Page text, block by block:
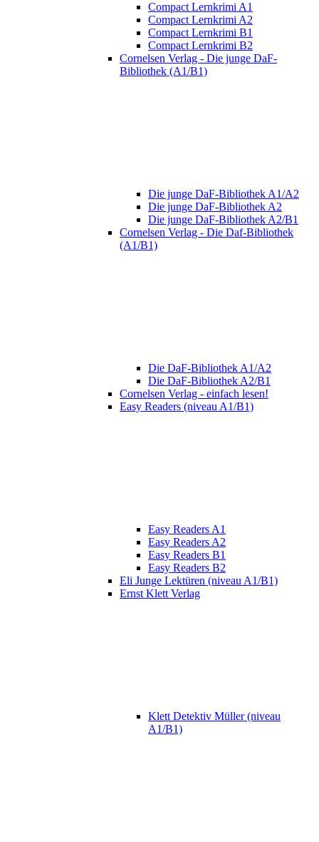
Compact Lernkrimi A1
Compact Lernkrimi A2
Compact Lernkrimi B1
Compact Lernkrimi B2
Cornelsen Verlag - Die junge DaF-
Bibliothek (A1/B1)
Die junge DaF-Bibliothek A1/A2
Die junge DaF-Bibliothek A2
Die junge DaF-Bibliothek A2/B1
Cornelsen Verlag - Die Daf-Bibliothek
(A1/B1)
Die DaF-Bibliothek A1/A2
Die DaF-Bibliothek A2/B1
Cornelsen Verlag - einfach lesen!
Easy Readers (niveau A1/B1)
Easy Readers A1
Easy Readers A2
Easy Readers B1
Easy Readers B2
Eli Junge Lektüren (niveau A1/B1)
Ernst Klett Verlag
Klett Detektiv Müller (niveau
A1/B1)